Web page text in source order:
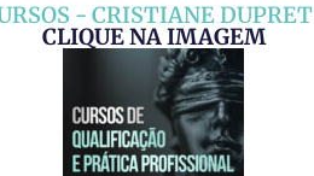
- CRISTIANE DUPRET
CLIQUE NA IMAGEM